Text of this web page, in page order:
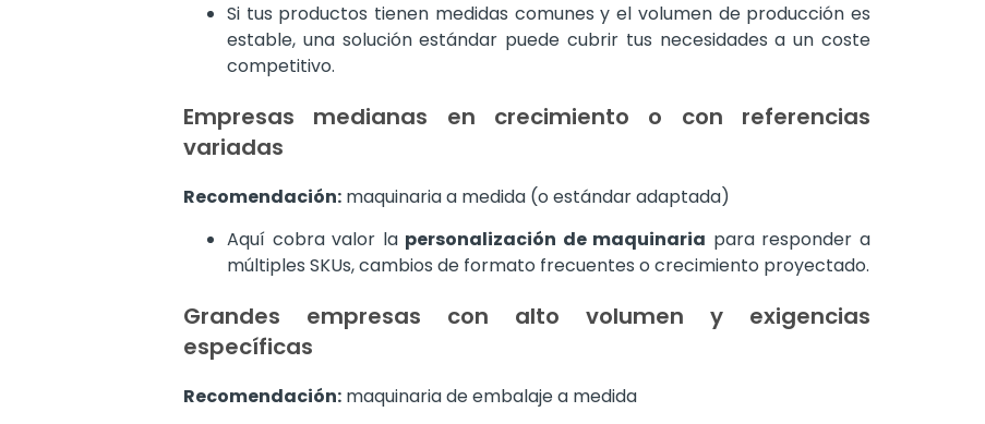
Si tus productos tienen medidas comunes y el volumen de producción es
estable, una solución estándar puede cubrir tus necesidades a un coste
competitivo.
Empresas medianas en crecimiento o con referencias
variadas
Recomendación: maquinaria a medida (o estándar adaptada)
Aquí cobra valor la personalización de maquinaria para responder a
múltiples SKUs, cambios de formato frecuentes o crecimiento proyectado.
Grandes empresas con alto volumen y exigencias
específicas
Recomendación: maquinaria de embalaje a medida